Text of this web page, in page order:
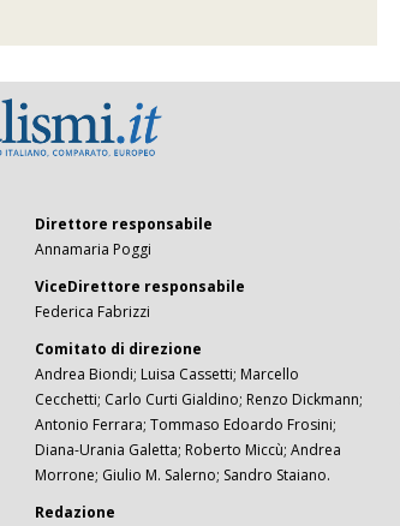
Direttore responsabile
Annamaria Poggi
ViceDirettore responsabile
Federica Fabrizzi
Comitato di direzione
Andrea Biondi; Luisa Cassetti; Marcello
Cecchetti; Carlo Curti Gialdino; Renzo Dickmann;
Antonio Ferrara; Tommaso Edoardo Frosini;
Diana-Urania Galetta; Roberto Miccù; Andrea
Morrone; Giulio M. Salerno; Sandro Staiano.
Redazione